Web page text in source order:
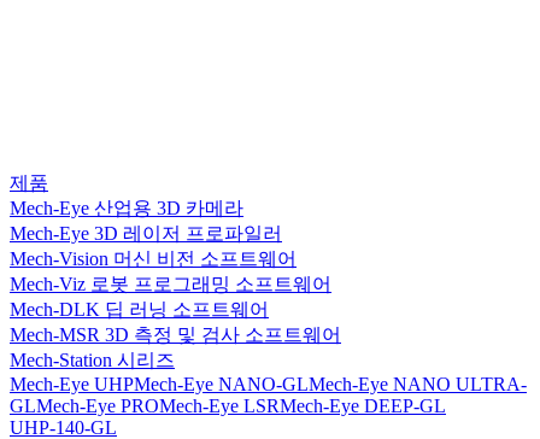
제품
Mech-Eye 산업용 3D 카메라
Mech-Eye 3D 레이저 프로파일러
Mech-Vision 머신 비전 소프트웨어
Mech-Viz 로봇 프로그래밍 소프트웨어
Mech-DLK 딥 러닝 소프트웨어
Mech-MSR 3D 측정 및 검사 소프트웨어
Mech-Station 시리즈
Mech-Eye UHPMech-Eye NANO-GLMech-Eye NANO ULTRA-
GLMech-Eye PROMech-Eye LSRMech-Eye DEEP-GL
UHP-140-GL